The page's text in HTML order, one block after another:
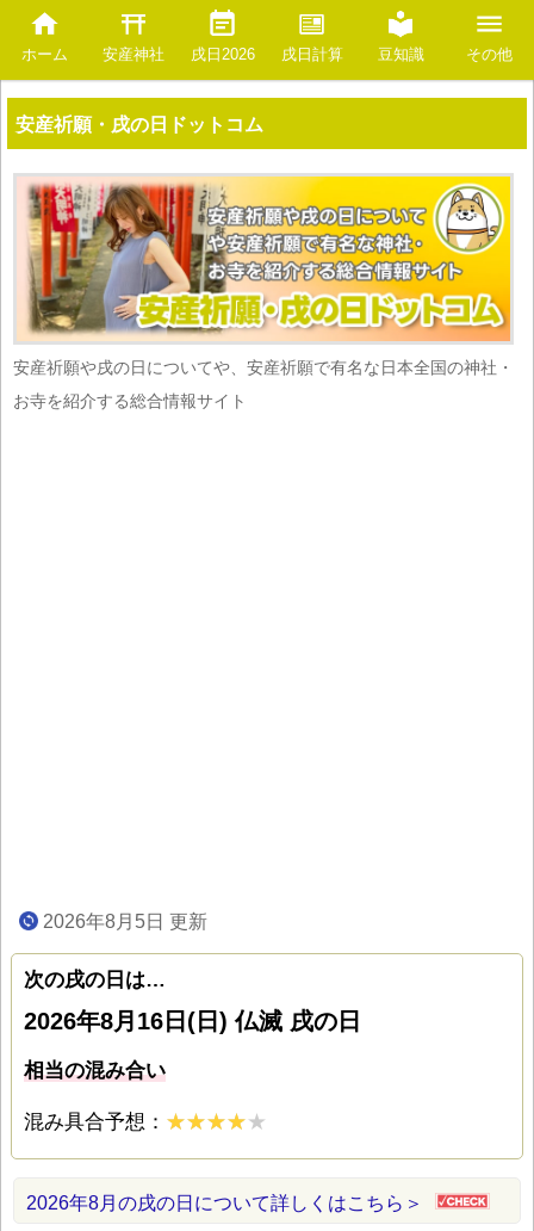
ホーム 安産神社 戌日2026 戌日計算 豆知識 その他
安産祈願・戌の日ドットコム
安産祈願や戌の日についてや、安産祈願で有名な日本全国の神社・
お寺を紹介する総合情報サイト
2026年8月5日 更新
次の戌の日は…
2026年8月16日(日) 仏滅 戌の日
相当の混み合い
混み具合予想：
2026年8月の戌の日について詳しくはこちら＞